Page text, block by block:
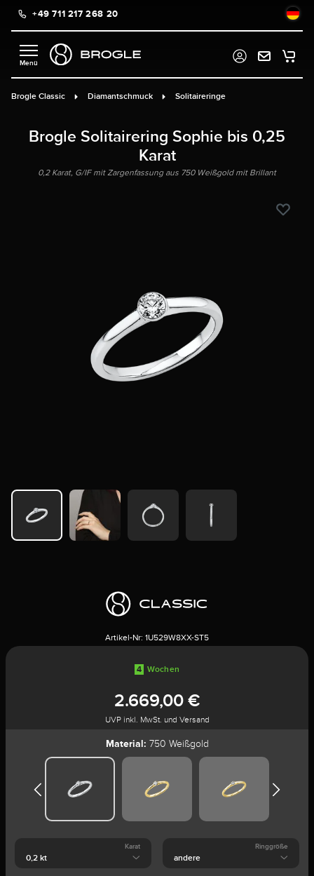
springen
+49 711 217 268 20
Brogle Classic Diamantschmuck Solitaireringe
Brogle Solitairering Sophie bis 0,25
Karat
0,2 Karat, G/IF mit Zargenfassung aus 750 Weißgold mit Brillant
Artikel-Nr: 1U529W8XX-ST5
4 Wochen
2.669,00 €
UVP inkl. MwSt. und Versand
Material: 750 Weißgold
Karat Ringgröße